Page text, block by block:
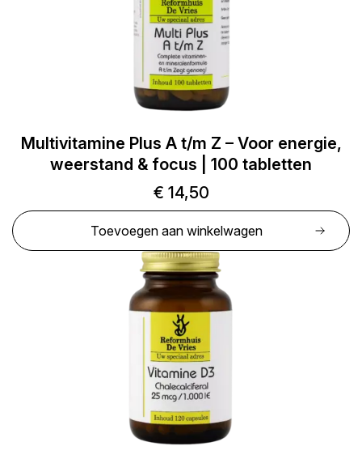
Multivitamine Plus A t/m Z – Voor energie,
weerstand & focus | 100 tabletten
€ 14,50
Toevoegen aan winkelwagen